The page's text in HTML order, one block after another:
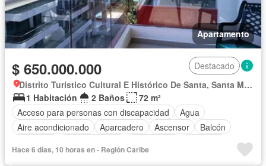
Apartamento
$ 650.000.000
Destacado
Distrito Turístico Cultural E Histórico De Santa, Santa Marta
1 Habitación
2 Baños
72 m²
Acceso para personas con discapacidad
Agua
Aire acondicionado
Aparcadero Ascensor
Balcón
Internet
Jacuzzi Jardín Patio
Hace 6 días, 10 horas en - Región Caribe